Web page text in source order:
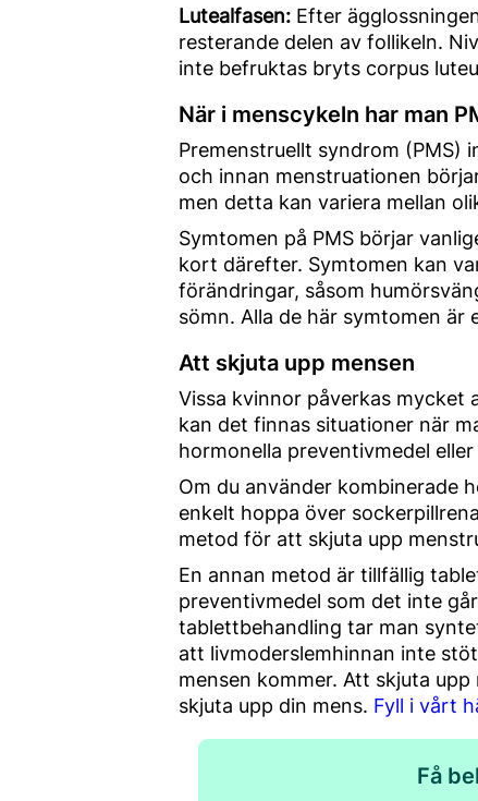
Lutealfasen: Efter
resterande delen av follikeln.
inte befruktas bryts corpus
När i menscykeln har man
Premenstruellt syndrom (PMS)
och innan menstruationen
men detta kan variera mellan
Symtomen på PMS börjar
kort därefter. Symtomen kan
förändringar, såsom
sömn. Alla de här symtomen är
Att skjuta upp mensen
Vissa kvinnor påverkas mycket
kan det finnas situationer när
hormonella preventivmedel
Om du använder kombinerade
enkelt hoppa över
metod för att skjuta upp
En annan metod är tillfällig
preventivmedel som det inte
tablettbehandling tar man
att livmoderslemhinnan inte
mensen kommer. Att skjuta
skjuta upp din mens. Fyll i vårt
Få